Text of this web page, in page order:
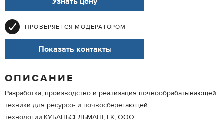
ПРОВЕРЯЕТСЯ МОДЕРАТОРОМ
Показать контакты
ОПИСАНИЕ
Разработка, производство и реализация почвообрабатывающей
техники для ресурсо- и почвосберегающей
технологии.КУБАНЬСЕЛЬМАШ, ГК, ООО